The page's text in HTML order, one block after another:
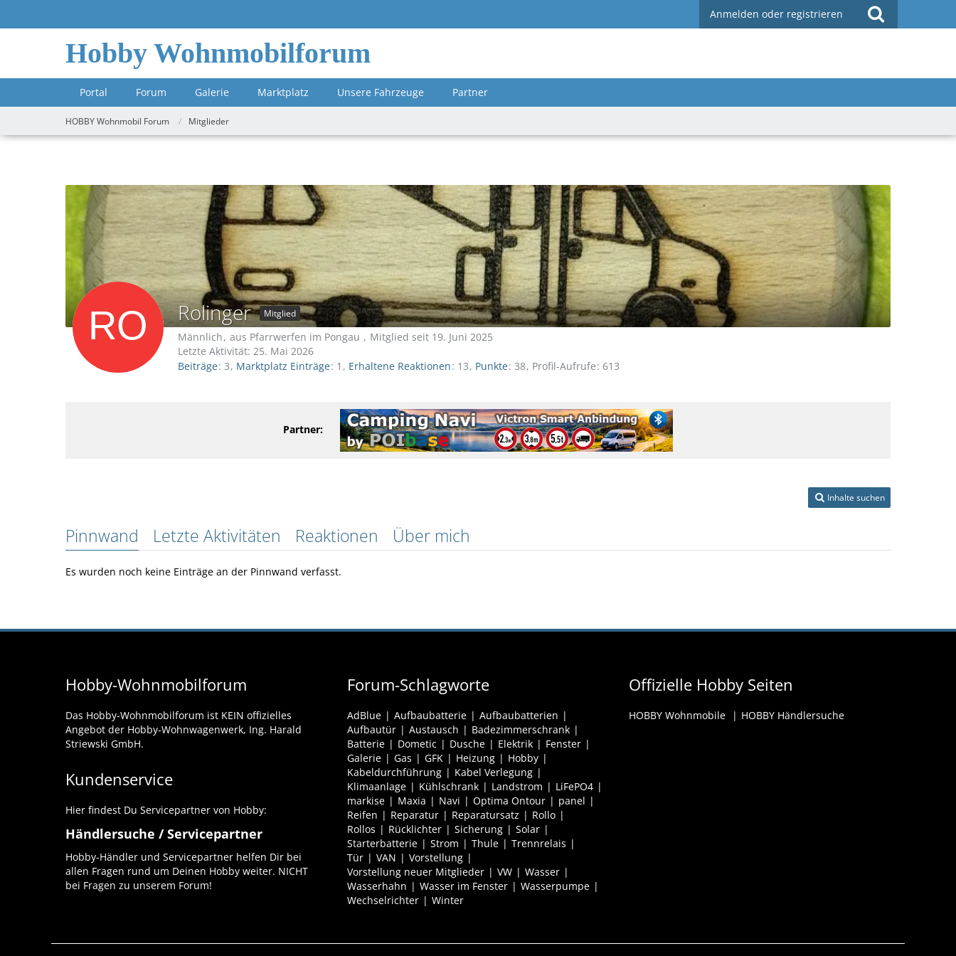
Anmelden oder registrieren
Hobby Wohnmobilforum
Portal Forum Galerie Marktplatz Unsere Fahrzeuge Partner
HOBBY Wohnmobil Forum Mitglieder
Rolinger Mitglied
Männlich aus Pfarrwerfen im Pongau
Mitglied seit 19. Juni 2025
Letzte Aktivität: 25. Mai 2026
Beiträge 3 Marktplatz Einträge 1 Erhaltene Reaktionen 13 Punkte 38 Profil-Aufrufe 613
Partner:
Inhalte suchen
Pinnwand Letzte Aktivitäten Reaktionen Über mich
Es wurden noch keine Einträge an der Pinnwand verfasst.
Hobby-Wohnmobilforum
Das Hobby-Wohnmobilforum ist KEIN offizielles
Angebot der Hobby-Wohnwagenwerk, Ing. Harald
Striewski GmbH.
Kundenservice
Hier findest Du Servicepartner von Hobby:
Händlersuche / Servicepartner
Hobby-Händler und Servicepartner helfen Dir bei
allen Fragen rund um Deinen Hobby weiter. NICHT
bei Fragen zu unserem Forum!
Forum-Schlagworte
AdBlue Aufbaubatterie
Aufbaubatterien
Aufbautür
Austausch
Badezimmerschrank
Batterie
Dometic Dusche Elektrik
Fenster
Galerie
Gas GFK Heizung
Hobby
Kabeldurchführung
Kabel Verlegung
Klimaanlage
Kühlschrank Landstrom
LiFePO4
markise
Maxia Navi Optima Ontour
panel
Reifen
Reparatur Reparatursatz
Rollo
Rollos
Rücklichter Sicherung
Solar
Starterbatterie
Strom Thule
Trennrelais
Tür
VAN
Vorstellung
Vorstellung neuer Mitglieder
VW
Wasser
Wasserhahn
Wasser im Fenster
Wasserpumpe
Wechselrichter
Winter
Offizielle Hobby Seiten
HOBBY Wohnmobile HOBBY Händlersuche